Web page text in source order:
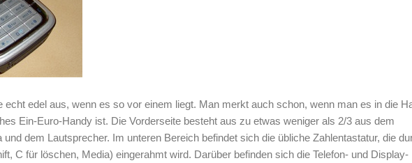
echt edel aus, wenn es so vor einem liegt. Man merkt auch schon, wenn man es in die
Ein-Euro-Handy ist. Die Vorderseite besteht aus zu etwas weniger als 2/3 aus dem
dem Lautsprecher. Im unteren Bereich befindet sich die übliche Zahlentastatur, die
C für löschen, Media) eingerahmt wird. Darüber befinden sich die Telefon- und Display-